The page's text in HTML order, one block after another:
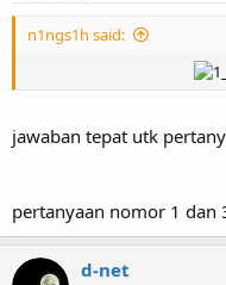
n1ngs1h said:
jawaban tepat utk
pertanyaan nomor 1 dan
d-net